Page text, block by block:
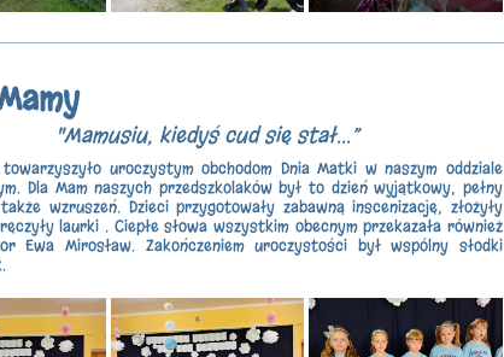
"Mamusiu, kiedyś cud się stał...”
uroczystym obchodom Dnia Matki w naszym oddziale
Dla Mam naszych przedszkolaków był to dzień wyjątkowy, pełny
wzruszeń. Dzieci przygotowały zabawną inscenizację, złożyły
laurki . Ciepłe słowa wszystkim obecnym przekazała również
Ewa Mirosław. Zakończeniem uroczystości był wspólny słodki